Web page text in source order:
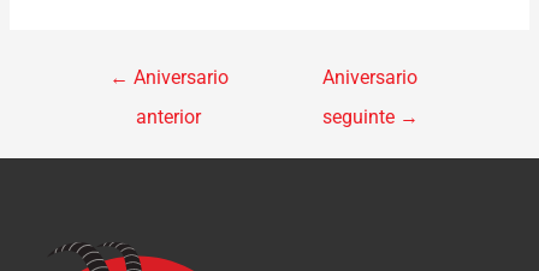
← Aniversario
anterior
Aniversario
seguinte →